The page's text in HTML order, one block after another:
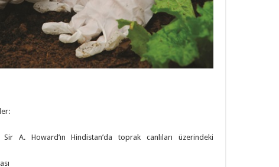
A. Howard’ın Hindistan’da toprak canlıları üzerindeki